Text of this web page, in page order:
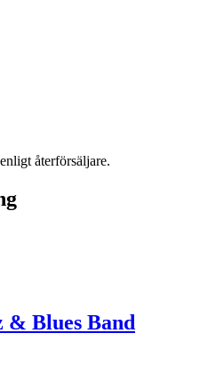
återförsäljare.
& Blues Band